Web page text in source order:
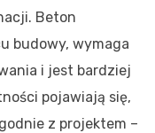
Beton
budowy, wymaga
i jest bardziej
pojawiają się,
z projektem –